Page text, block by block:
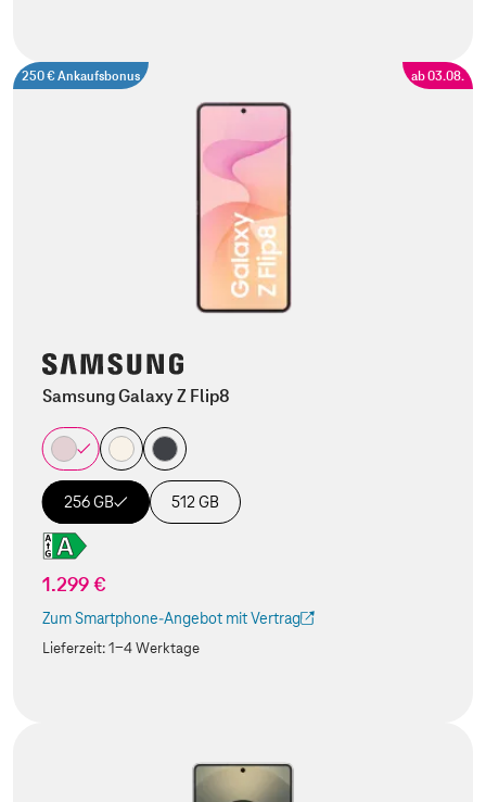
250 € Ankaufsbonus ab 03.08.
Samsung Galaxy Z Flip8
256 GB 512 GB
1.299 €
Zum Smartphone-Angebot mit Vertrag
(Der Link wird in einem neuen Tab geöffnet)
Lieferzeit:1-4 Werktage